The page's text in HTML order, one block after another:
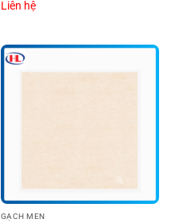
Liên hệ
GẠCH MEN